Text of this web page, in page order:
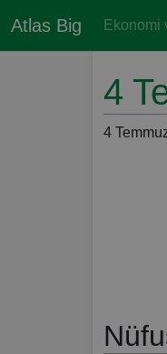
Atlas Big Ekonomi
4
4